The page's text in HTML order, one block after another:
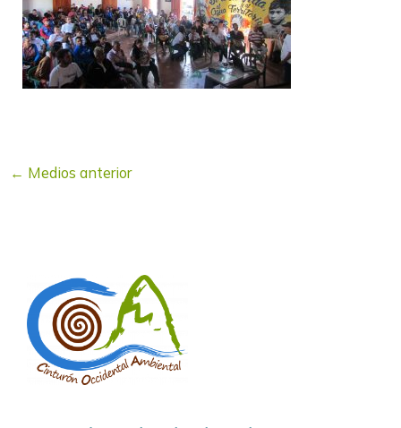
← Medios anterior